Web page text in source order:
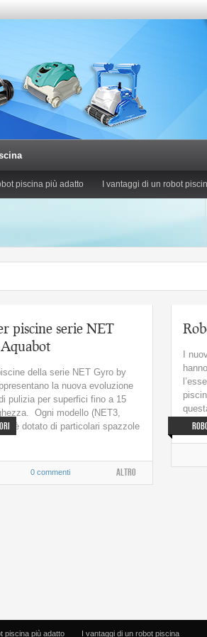
piscina più adatto I vantaggi di un robot
by Zodiac
piscine serie NET
della serie NET Gyro by
la nuova evoluzione
pulizia per superfici fino a 15
Ogni modello (NET3,
è dotato di particolari spazzole
0 commenti Altro
I
piscina più adatto I vantaggi di un robot piscina